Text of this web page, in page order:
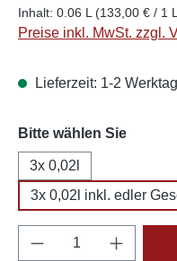
Inhalt: 0.06 L (133,00 € / 1
Preise inkl. MwSt. zzgl.
Lieferzeit: 1-2
Bitte wählen Sie
3x 0,02l
3x 0,02l inkl. edler
Produkt Anzahl: